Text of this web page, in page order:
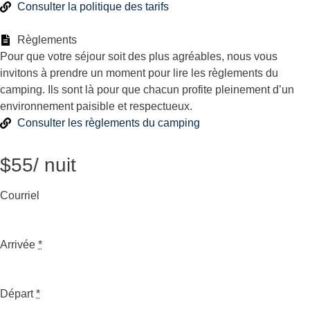
Consulter la politique des tarifs
Règlements
Pour que votre séjour soit des plus agréables, nous vous
invitons à prendre un moment pour lire les règlements du
camping. Ils sont là pour que chacun profite pleinement d’un
environnement paisible et respectueux.
Consulter les règlements du camping
$55/ nuit
Courriel
Arrivée *
Départ *